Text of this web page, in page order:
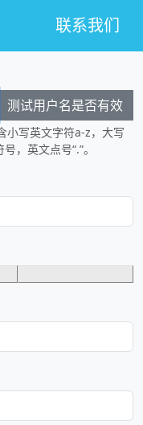
联系我们
测试用户名是否有效
小写英文字符a-z，大写
，英文点号“.”。